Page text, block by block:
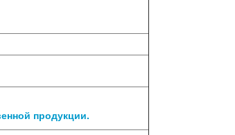
продукции.